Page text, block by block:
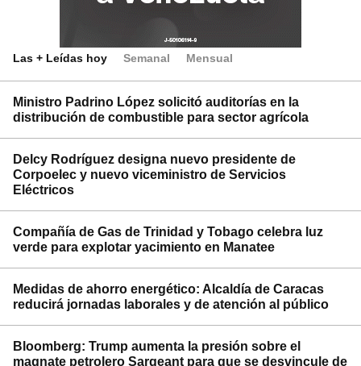
Las + Leídas hoy Semanal Mensual
Ministro Padrino López solicitó auditorías en la
distribución de combustible para sector agrícola
Delcy Rodríguez designa nuevo presidente de
Corpoelec y nuevo viceministro de Servicios
Eléctricos
Compañía de Gas de Trinidad y Tobago celebra luz
verde para explotar yacimiento en Manatee
Medidas de ahorro energético: Alcaldía de Caracas
reducirá jornadas laborales y de atención al público
Bloomberg: Trump aumenta la presión sobre el
magnate petrolero Sargeant para que se desvincule de